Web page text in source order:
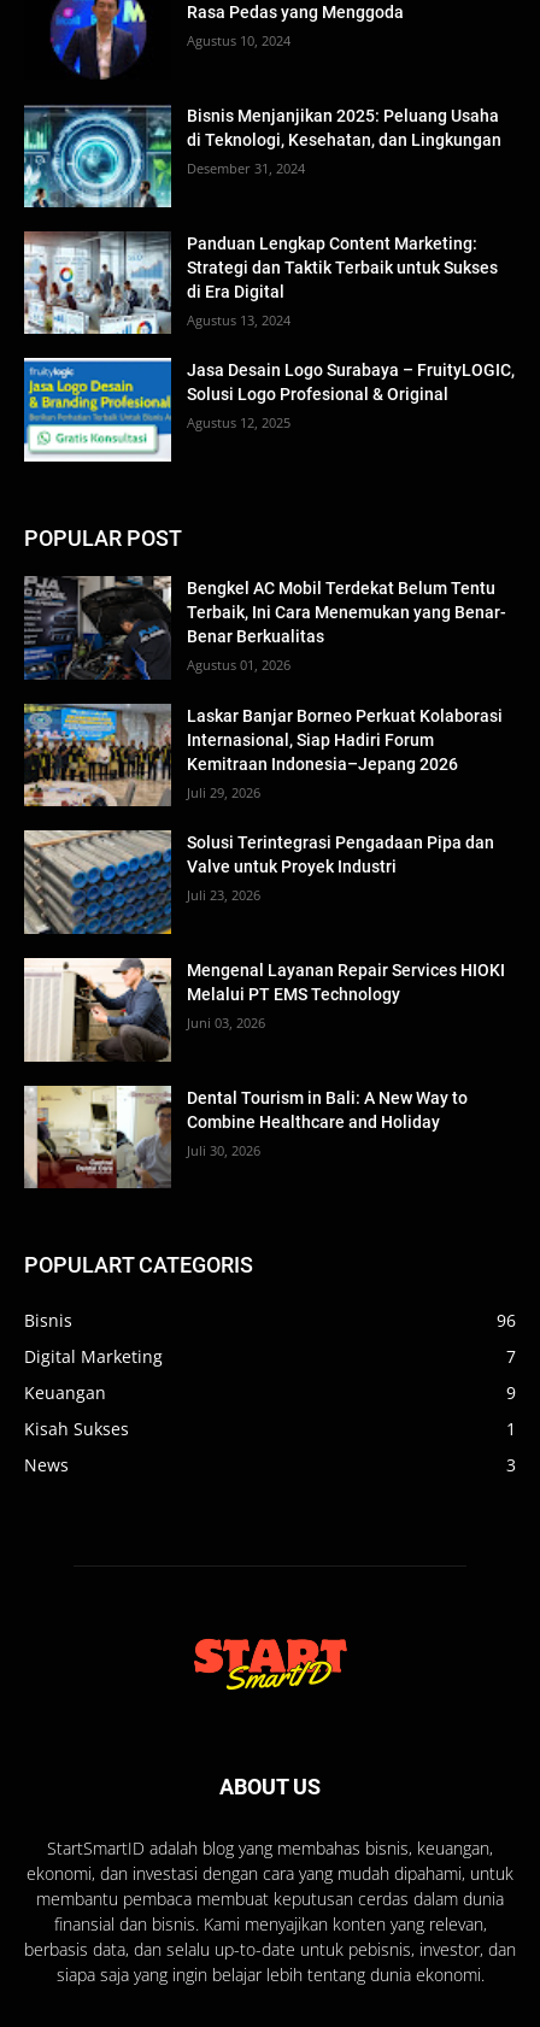
Rasa Pedas yang Menggoda
Agustus 10, 2024
Bisnis Menjanjikan 2025: Peluang Usaha
di Teknologi, Kesehatan, dan Lingkungan
Desember 31, 2024
Panduan Lengkap Content Marketing:
Strategi dan Taktik Terbaik untuk Sukses
di Era Digital
Agustus 13, 2024
Jasa Desain Logo Surabaya – FruityLOGIC,
Solusi Logo Profesional & Original
Agustus 12, 2025
POPULAR POST
Bengkel AC Mobil Terdekat Belum Tentu
Terbaik, Ini Cara Menemukan yang Benar-
Benar Berkualitas
Agustus 01, 2026
Laskar Banjar Borneo Perkuat Kolaborasi
Internasional, Siap Hadiri Forum
Kemitraan Indonesia–Jepang 2026
Juli 29, 2026
Solusi Terintegrasi Pengadaan Pipa dan
Valve untuk Proyek Industri
Juli 23, 2026
Mengenal Layanan Repair Services HIOKI
Melalui PT EMS Technology
Juni 03, 2026
Dental Tourism in Bali: A New Way to
Combine Healthcare and Holiday
Juli 30, 2026
POPULART CATEGORIS
Bisnis
96
Digital Marketing
7
Keuangan
9
Kisah Sukses
1
News
3
ABOUT US
StartSmartID adalah blog yang membahas bisnis, keuangan,
ekonomi, dan investasi dengan cara yang mudah dipahami, untuk
membantu pembaca membuat keputusan cerdas dalam dunia
finansial dan bisnis. Kami menyajikan konten yang relevan,
berbasis data, dan selalu up-to-date untuk pebisnis, investor, dan
siapa saja yang ingin belajar lebih tentang dunia ekonomi.